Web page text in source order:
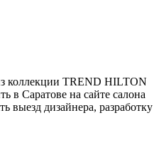
коллекции TREND HILTON
в Саратове на сайте салона
выезд дизайнера, разработку